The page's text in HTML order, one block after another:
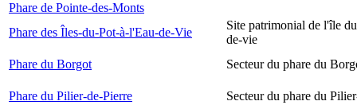
Phare de Pointe-des-Monts
Phare des Îles-du-Pot-à-l'Eau-de-Vie
Site patrimonial de l'île
de-vie
Phare du Borgot
Secteur du phare du
Phare du Pilier-de-Pierre
Secteur du phare du